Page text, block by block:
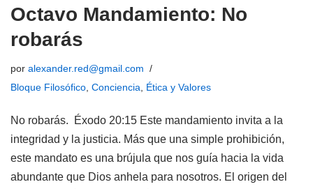
Octavo Mandamiento: No
robarás
por alexander.red@gmail.com
Bloque Filosófico, Conciencia, Ética y Valores
No robarás. Éxodo 20:15 Este mandamiento invita a la
integridad y la justicia. Más que una simple prohibición,
este mandato es una brújula que nos guía hacia la vida
abundante que Dios anhela para nosotros. El origen del